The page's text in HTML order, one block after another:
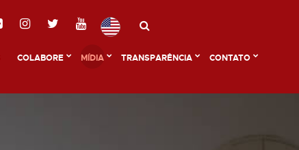
COLABORE MÍDIA TRANSPARÊNCIA CONTATO